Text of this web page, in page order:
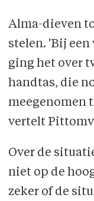
Alma-dieven
stelen. 'Bij
ging het over
handtas, die
meegenomen
vertelt
Over de
niet op de
zeker of de